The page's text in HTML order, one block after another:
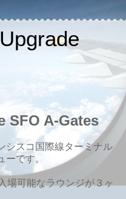
SFO A-Gates
シスコ国際線ターミナル
ーです。
場可能なラウンジが３ヶ